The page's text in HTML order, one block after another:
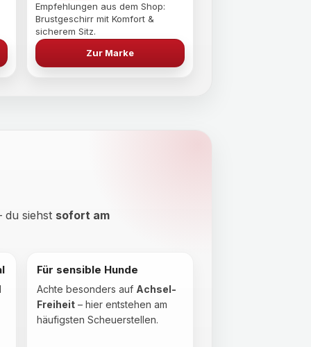
Empfehlungen aus dem Shop:
Brustgeschirr mit Komfort &
sicherem Sitz.
Zur Marke
du siehst sofort am
Für sensible Hunde
Achte besonders auf Achsel-
Freiheit – hier entstehen am
häufigsten Scheuerstellen.